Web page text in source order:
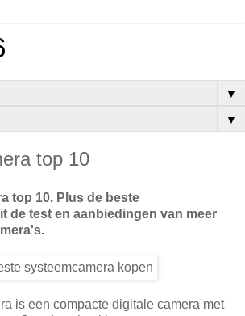
▼
▼
top 10
top 10. Plus de beste
de test en aanbiedingen van meer
is een compacte digitale camera met